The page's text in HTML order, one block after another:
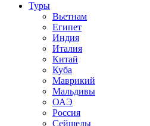
Туры
Вьетнам
Египет
Индия
Италия
Китай
Куба
Маврикий
Мальдивы
ОАЭ
Россия
Сейшелы